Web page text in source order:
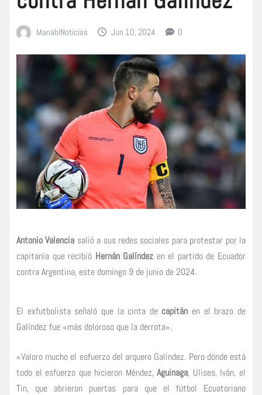
ManabiNoticias Jun 10, 2024 0
Antonio Valencia salió a sus redes sociales para protestar por la
capitanía que recibió Hernán Galíndez en el partido de Ecuador
contra Argentina, este domingo 9 de junio de 2024.
El exfutbolista señaló que la cinta de capitán en el brazo de
Galíndez fue «más doloroso que la derrota».
«Valoro mucho el esfuerzo del arquero Galindez. Pero dónde está
todo el esfuerzo que hicieron Méndez,Aguinaga, Ulises, Iván, el
Tin, que abrieron puertas para que el fútbol Ecuatoriano